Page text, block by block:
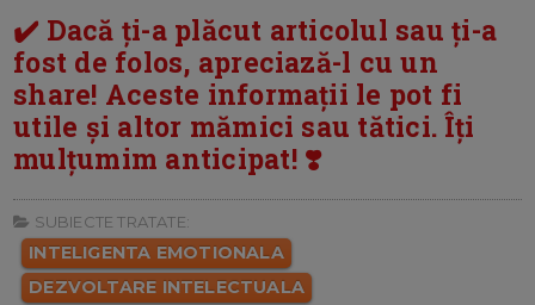
✔️ Dacă ți-a plăcut articolul sau ți-a
fost de folos, apreciază-l cu un
share! Aceste informații le pot fi
utile și altor mămici sau tătici. Îți
mulțumim anticipat! ❣️
SUBIECTE TRATATE:
INTELIGENTA EMOTIONALA
DEZVOLTARE INTELECTUALA